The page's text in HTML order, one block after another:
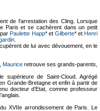
de l'arrestation des Cling. Lorsque
Paris et se cachèrent dans un petit
parPaulette Happ* et Gilberte* et Henri
de lui avec dévouement, en le
Mauriceretrouve ses grands-parents,
supérieure de Saint-Cloud. Agrégé
Grande-Bretagne et enfin à partir de
docteur d’Etat, comme professeur
XVIIe arrondissement de Paris. Le